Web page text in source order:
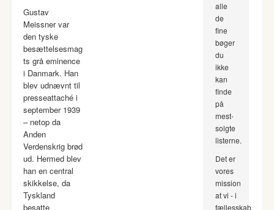
Gustav
Meissner var
den tyske
besættelsesmag
ts grå eminence
i Danmark. Han
blev udnævnt til
presseattaché i
september 1939
– netop da
Anden
Verdenskrig brød
ud. Hermed blev
han en central
skikkelse, da
Tyskland
besatte
alle
de
fine
bøger
du
ikke
kan
finde
på
mest-
solgte
listerne.
Det er
vores
mission
at vi - i
fællesskab